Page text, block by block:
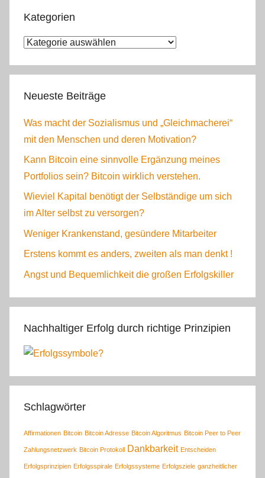
Kategorien
Kategorien
Neueste Beiträge
Was macht der Sozialismus und „Gleichmacherei“
mit den Menschen und deren Motivation?
Kann Bitcoin eine sinnvolle Ergänzung meines
Portfolios sein? Bitcoin wirklich verstehen.
Wieviel Kapital benötigt der Selbständige um sich
im Alter selbst zu versorgen?
Weniger Krankenstand, gesündere Mitarbeiter
Erstens kommt es anders, zweiten als man denkt !
Angst und Bequemlichkeit die großen Erfolgskiller
Nachhaltiger Erfolg durch richtige Prinzipien
Schlagwörter
Affirmationen Bitcoin Bitcoin Adresse Bitcoin Algoritmus Bitcoin Peer to Peer
Zahlungsnetzwerk Bitcoin Protokoll Dankbarkeit Entscheiden
Erfolgsprinzipien Erfolgsspirale Erfolgssysteme Erfolgsziele ganzheitlicher